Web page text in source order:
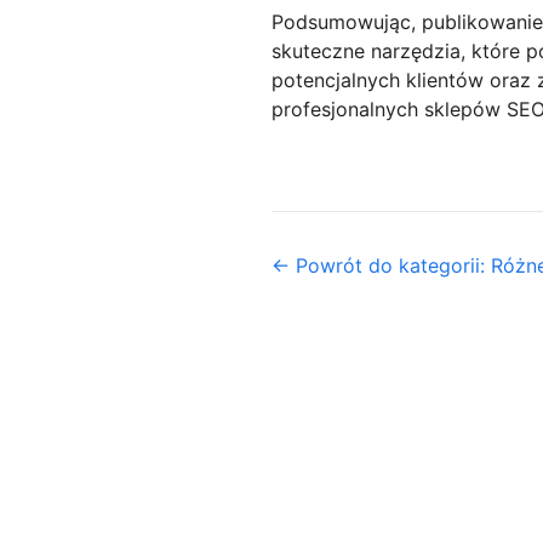
Podsumowując,
skuteczne narzędzia, które
potencjalnych klientów oraz
profesjonalnych sklepów
← Powrót do kategorii: